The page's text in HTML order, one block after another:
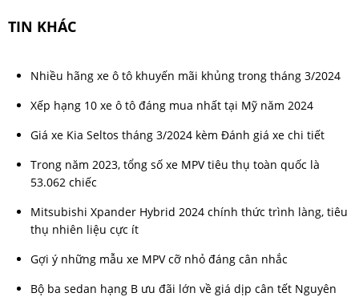
TIN KHÁC
Nhiều hãng xe ô tô khuyến mãi khủng trong tháng 3/2024
Xếp hạng 10 xe ô tô đáng mua nhất tại Mỹ năm 2024
Giá xe Kia Seltos tháng 3/2024 kèm Đánh giá xe chi tiết
Trong năm 2023, tổng số xe MPV tiêu thụ toàn quốc là
53.062 chiếc
Mitsubishi Xpander Hybrid 2024 chính thức trình làng, tiêu
thụ nhiên liệu cực ít
Gợi ý những mẫu xe MPV cỡ nhỏ đáng cân nhắc
Bộ ba sedan hạng B ưu đãi lớn về giá dịp cân tết Nguyên